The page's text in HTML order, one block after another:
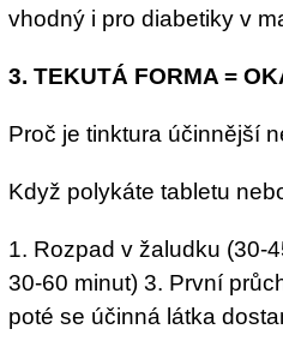
vhodný i pro diabetiky v
3. TEKUTÁ FORMA =
Proč je tinktura účinnější
Když polykáte tabletu
1. Rozpad v žaludku (30-
30-60 minut) 3. První
poté se účinná látka